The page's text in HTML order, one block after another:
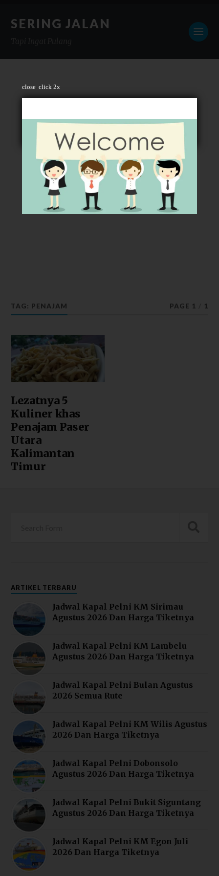
close click 2x
SERING JALAN
TAG: PENAJAM PAGE 1 1
Lezatnya 5
Kuliner khas
Penajam Paser
Utara
Kalimantan
Timur
ARTIKEL TERBARU
Jadwal Kapal Pelni KM Sirimau
Agustus 2026 Dan Harga Tiketnya
Jadwal Kapal Pelni KM Lambelu
Agustus 2026 Dan Harga Tiketnya
Jadwal Kapal Pelni Bulan Agustus
2026 Semua Rute
Jadwal Kapal Pelni KM Wilis Agustus
2026 Dan Harga Tiketnya
Jadwal Kapal Pelni Dobonsolo
Agustus 2026 Dan Harga Tiketnya
Jadwal Kapal Pelni Bukit Siguntang
Agustus 2026 Dan Harga Tiketnya
Jadwal Kapal Pelni KM Egon Juli
2026 Dan Harga Tiketnya